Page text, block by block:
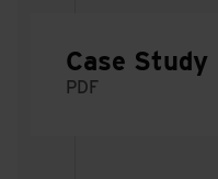
ons is dat
mogelijk'
Case Study
PDF